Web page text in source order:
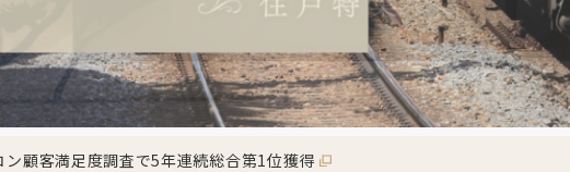
ン顧客満足度調査で5年連続総合第1位獲得